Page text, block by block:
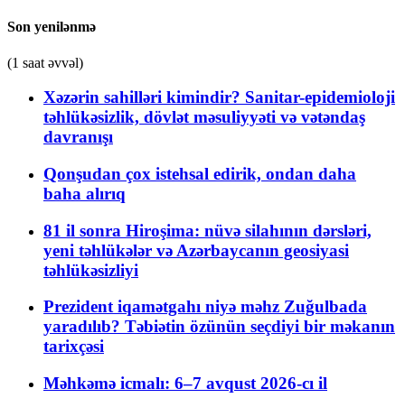
Son yenilənmə
(1 saat əvvəl)
Xəzərin sahilləri kimindir? Sanitar-epidemioloji
təhlükəsizlik, dövlət məsuliyyəti və vətəndaş
davranışı
Qonşudan çox istehsal edirik, ondan daha
baha alırıq
81 il sonra Hiroşima: nüvə silahının dərsləri,
yeni təhlükələr və Azərbaycanın geosiyasi
təhlükəsizliyi
Prezident iqamətgahı niyə məhz Zuğulbada
yaradılıb? Təbiətin özünün seçdiyi bir məkanın
tarixçəsi
Məhkəmə icmalı: 6–7 avqust 2026-cı il